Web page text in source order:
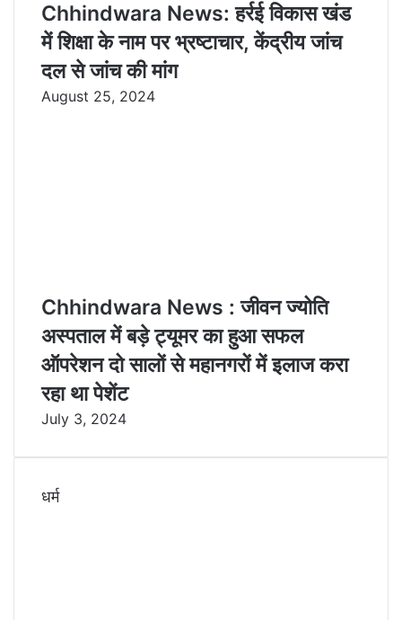
Chhindwara News: हर्रई विकास खंड
में शिक्षा के नाम पर भ्रष्टाचार, केंद्रीय जांच
दल से जांच की मांग
August 25, 2024
Chhindwara News : जीवन ज्योति
अस्पताल में बड़े ट्यूमर का हुआ सफल
ऑपरेशन दो सालों से महानगरों में इलाज करा
रहा था पेशेंट
July 3, 2024
धर्म